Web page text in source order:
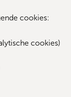
cookies:
cookies)